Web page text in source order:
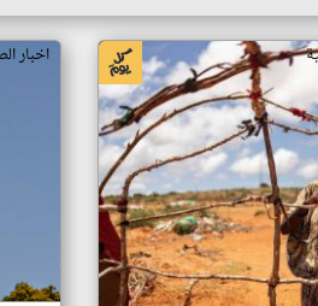
اخبار